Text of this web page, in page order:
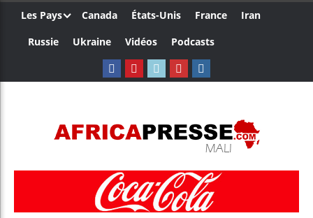
Les Pays Canada États-Unis France
Iran
Russie
Ukraine Vidéos Podcasts